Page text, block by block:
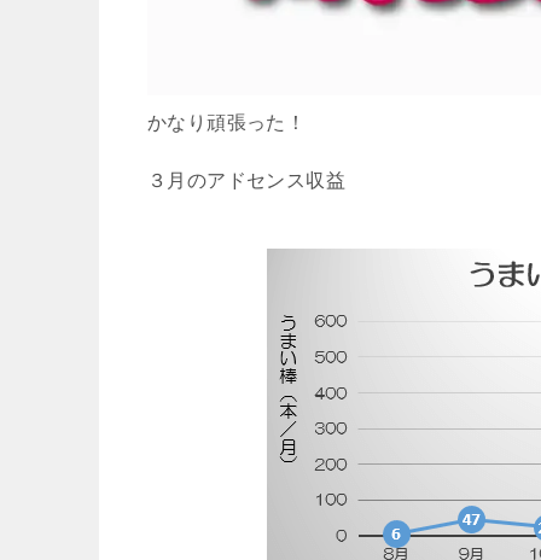
かなり頑張った！
３月のアドセンス収益